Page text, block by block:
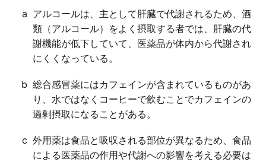
ぎたり、副作用を招く危険性が増すことがあるため、
注意が必要である。
ｄ×
相互作用は、医薬品が吸収、代謝、「分布」、又は排
泄される過程で起こる。
a アルコールは、主として肝臓で代謝されるため、酒
類（アルコール）をよく摂取する者では、肝臓の代
謝機能が低下していて、医薬品が体内から代謝され
にくくなっている。
b 総合感冒薬にはカフェインが含まれているものがあ
り、水ではなくコーヒーで飲むことでカフェインの
過剰摂取になることがある。
c 外用薬は食品と吸収される部位が異なるため、食品
による医薬品の作用や代謝への影響を考える必要は